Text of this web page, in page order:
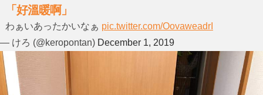
「好溫暖啊」
わぁいあったかいなぁ pic.twitter.com/OovaweadrI
— けろ (@keropontan) December 1, 2019